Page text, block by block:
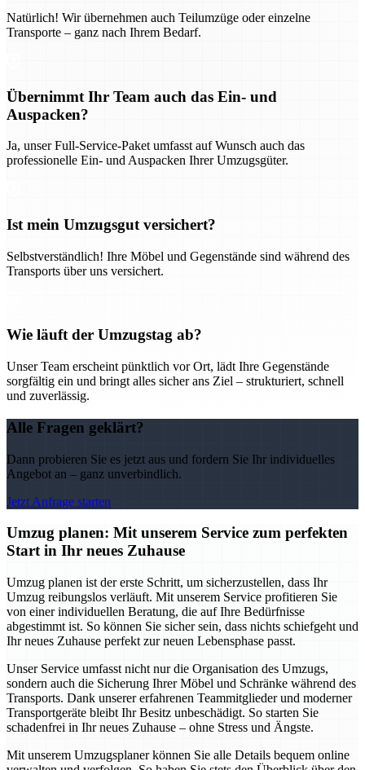
Natürlich! Wir übernehmen auch Teilumzüge oder einzelne
Transporte – ganz nach Ihrem Bedarf.
Übernimmt Ihr Team auch das Ein- und
Auspacken?
Ja, unser Full-Service-Paket umfasst auf Wunsch auch das
professionelle Ein- und Auspacken Ihrer Umzugsgüter.
Ist mein Umzugsgut versichert?
Selbstverständlich! Ihre Möbel und Gegenstände sind während des
Transports über uns versichert.
Wie läuft der Umzugstag ab?
Unser Team erscheint pünktlich vor Ort, lädt Ihre Gegenstände
sorgfältig ein und bringt alles sicher ans Ziel – strukturiert, schnell
und zuverlässig.
Alle Fragen geklärt?
Dann probieren Sie es jetzt aus und fordern Sie Ihr individuelles
Angebot an – ganz unverbindlich.
Jetzt Anfrage starten
Umzug planen: Mit unserem Service zum perfekten
Start in Ihr neues Zuhause
Umzug planen ist der erste Schritt, um sicherzustellen, dass Ihr
Umzug reibungslos verläuft. Mit unserem Service profitieren Sie
von einer individuellen Beratung, die auf Ihre Bedürfnisse
abgestimmt ist. So können Sie sicher sein, dass nichts schiefgeht und
Ihr neues Zuhause perfekt zur neuen Lebensphase passt.
Unser Service umfasst nicht nur die Organisation des Umzugs,
sondern auch die Sicherung Ihrer Möbel und Schränke während des
Transports. Dank unserer erfahrenen Teammitglieder und moderner
Transportgeräte bleibt Ihr Besitz unbeschädigt. So starten Sie
schadenfrei in Ihr neues Zuhause – ohne Stress und Ängste.
Mit unserem Umzugsplaner können Sie alle Details bequem online